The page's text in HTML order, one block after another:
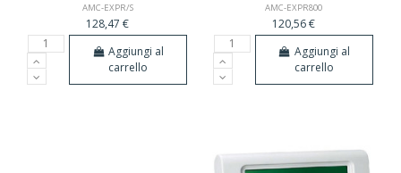
AMC-EXPR/S
128,47 €
Aggiungi al
carrello
AMC-EXPR800
120,56 €
Aggiungi al
carrello